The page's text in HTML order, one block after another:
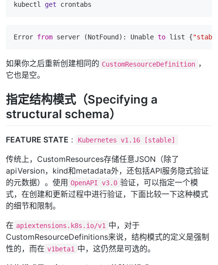
kubectl get
Error from server (NotFound): Unable to list {
如果你之后重新创建相同的 CustomResourceDefinition ，
它也是空。
指定结构模式（Specifying a
structural schema）
FEATURE STATE : Kubernetes v1.16 [stable]
传统上，CustomResources存储任意JSON（除了
apiVersion，kind和metadata外，还包括API服务隐式验证
的元数据）。使用 OpenAPI v3.0 验证，可以指定一个模
式，在创建和更新过程中进行验证，下面比较一下这种模式
的细节和限制。
在 apiextensions.k8s.io/v1 中，对于
CustomResourceDefinitions来说，结构模式的定义是强制
性的，而在 v1beta1 中，这仍然是可选的。